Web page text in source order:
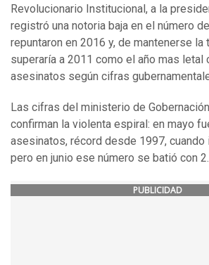
Revolucionario Institucional, a la
registró una notoria baja en el número
repuntaron en 2016 y, de mantenerse la
superaría a 2011 como el año mas letal
asesinatos según cifras
Las cifras del ministerio de
confirman la violenta espiral: en mayo
asesinatos, récord desde 1997,
pero en junio ese número se batió con
PUBLICIDAD